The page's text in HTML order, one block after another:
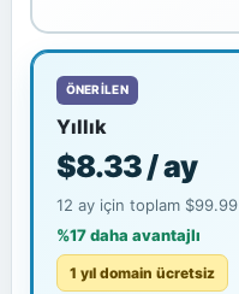
ÖNERILEN
Yıllık
$8.33 / ay
12 ay için toplam $99.99
%17 daha avantajlı
1 yıl domain ücretsiz